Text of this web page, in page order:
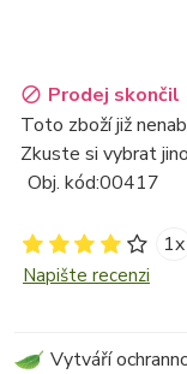
Prodej skončil
Toto zboží již
Zkuste si vybrat
Obj. kód:00417
1x
Napište recenzi
Vytváří